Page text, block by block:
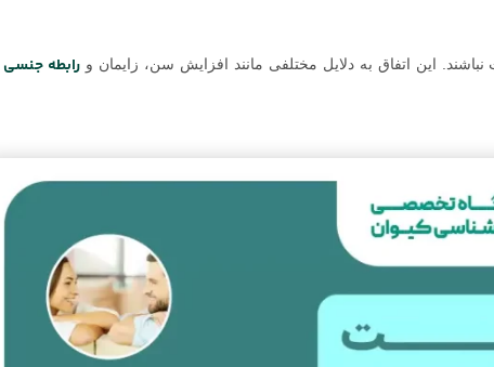
این اتفاق به دلایل مختلفی مانند افزایش سن، زایمان ورابطه جنسی